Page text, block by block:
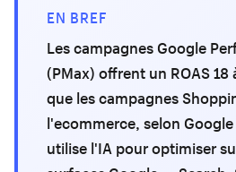
EN BREF
Les campagnes Google
(PMax) offrent un ROAS 18
que les campagnes
l'ecommerce, selon
utilise l'IA pour optimiser